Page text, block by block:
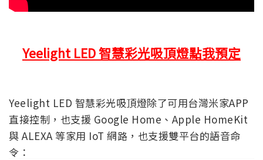
Yeelight LED 智慧彩光吸頂燈點我預定
Yeelight LED 智慧彩光吸頂燈除了可用台灣米家APP
直接控制，也支援 Google Home、Apple HomeKit
與 ALEXA 等家用 IoT 網路，也支援雙平台的語音命
令：